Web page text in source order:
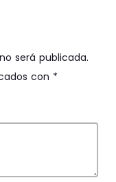
será publicada.
con *